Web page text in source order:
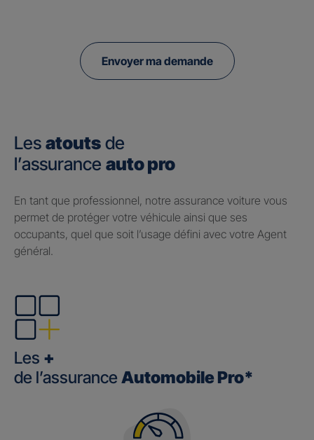
Envoyer ma demande
Les atouts de
l’assurance auto pro
En tant que professionnel, notre assurance voiture vous
permet de protéger votre véhicule ainsi que ses
occupants, quel que soit l’usage défini avec votre Agent
général.
Les +
de l’assurance Automobile Pro*